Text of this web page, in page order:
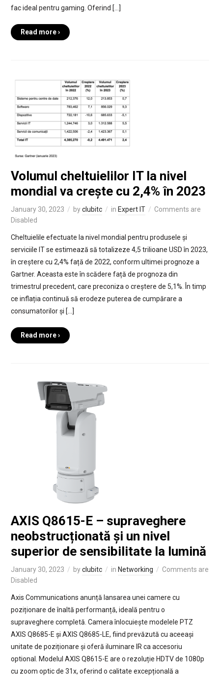
fac ideal pentru gaming. Oferind […]
Read more ›
Volumul cheltuielilor IT la nivel
mondial va crește cu 2,4% în 2023
January 30, 2023 byclubitc in Expert IT
Comments are
Disabled
Cheltuielile efectuate la nivel mondial pentru produsele și
serviciile IT se estimează să totalizeze 4,5 trilioane USD în 2023,
în creștere cu 2,4% față de 2022, conform ultimei prognoze a
Gartner. Aceasta este în scădere față de prognoza din
trimestrul precedent, care preconiza o creștere de 5,1%. În timp
ce inflația continuă să erodeze puterea de cumpărare a
consumatorilor și […]
Read more ›
AXIS Q8615-E – supraveghere
neobstrucționată și un nivel
superior de sensibilitate la lumină
January 30, 2023 byclubitc in Networking
Comments are
Disabled
Axis Communications anunță lansarea unei camere cu
poziționare de înaltă performanță, ideală pentru o
supraveghere completă. Camera înlocuiește modelele PTZ
AXIS Q8685-E și AXIS Q8685-LE, fiind prevăzută cu aceeași
unitate de poziționare și oferă iluminare IR ca accesoriu
optional. Modelul AXIS Q8615-E are o rezoluție HDTV de 1080p
cu zoom optic de 31x, oferind o calitate excepțională a